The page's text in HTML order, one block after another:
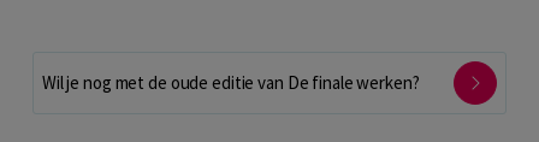
Wil je nog met de oude editie van De finale werken?